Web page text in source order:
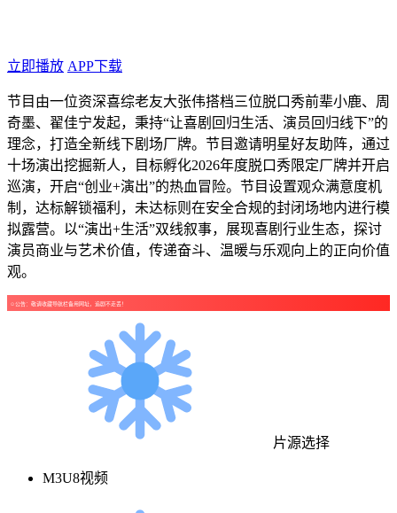
立即播放 APP下载
节目由一位资深喜综老友大张伟搭档三位脱口秀前辈小鹿、周
奇墨、翟佳宁发起，秉持“让喜剧回归生活、演员回归线下”的
理念，打造全新线下剧场厂牌。节目邀请明星好友助阵，通过
十场演出挖掘新人，目标孵化2026年度脱口秀限定厂牌并开启
巡演，开启“创业+演出”的热血冒险。节目设置观众满意度机
制，达标解锁福利，未达标则在安全合规的封闭场地内进行模
拟露营。以“演出+生活”双线叙事，展现喜剧行业生态，探讨
演员商业与艺术价值，传递奋斗、温暖与乐观向上的正向价值
观。
☺公告：敬请收藏导航栏备用网址，追剧不走丢！
片源选择
M3U8视频